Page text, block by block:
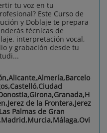
tu voz en tu
Este Curso de
y Doblaje te prepara
técnicas de
interpretación vocal,
y grabación desde tu
de la Frontera,Jerez
Palmas de Gran